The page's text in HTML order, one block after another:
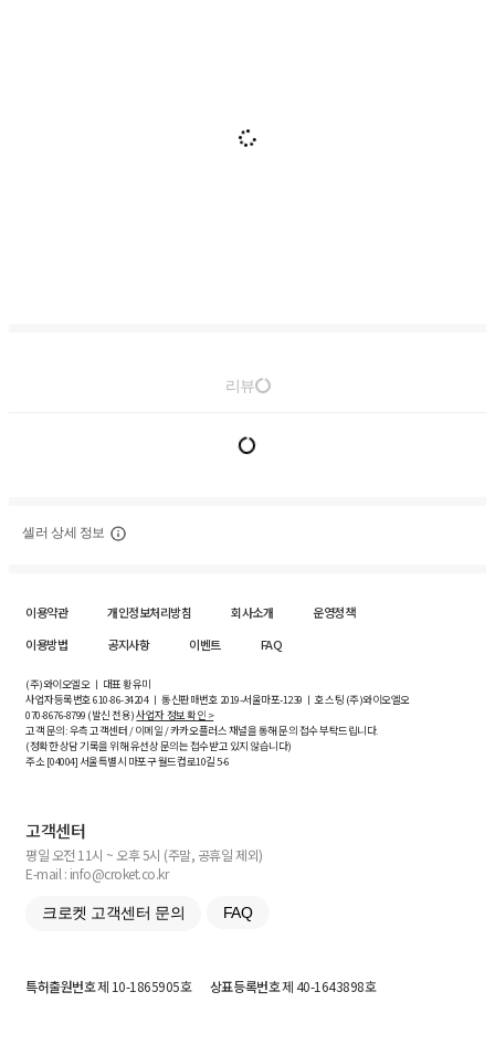
리뷰
셀러 상세 정보
이용약관 개인정보처리방침 회사소개
운영정책
이용방법
공지사항 이벤트 FAQ
(주)와이오엘오 ㅣ 대표 황유미
사업자등록번호610-86-34204ㅣ 통신판매번호 2019-서울마포-1239 ㅣ 호스팅 (주)와이오엘오
070-8676-8799 (발신 전용)사업자 정보 확인 >
고객 문의: 우측 고객센터 / 이메일 / 카카오플러스 채널을 통해 문의 접수 부탁드립니다.
(정확한 상담 기록을 위해 유선상 문의는 접수받고 있지 않습니다)
주소 [04004] 서울특별시 마포구 월드컵로10길5-6
고객센터
평일 오전 11시 ~ 오후 5시 (주말, 공휴일 제외)
E-mail : info@croket.co.kr
크로켓 고객센터 문의 FAQ
특허출원번호제 10-1865905호 상표등록번호제 40-1643898호